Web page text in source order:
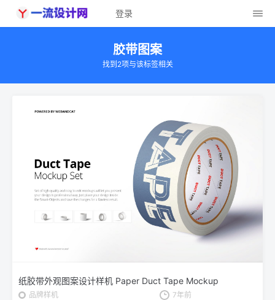
登录
胶带图案
找到2项与该标签相关
纸胶带外观图案设计样机 Paper Duct Tape Mockup
品牌样机 7年前